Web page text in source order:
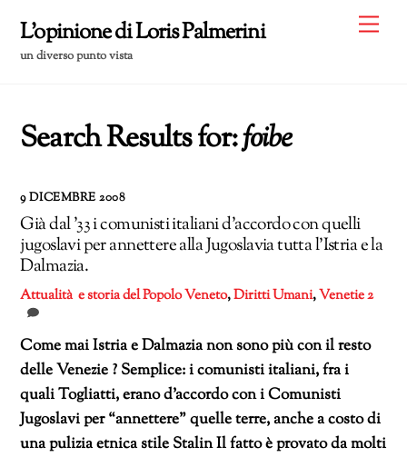
content
L'opinione di Loris Palmerini
un diverso punto vista
Search Results for:foibe
9 DICEMBRE 2008
Già dal ’33 i comunisti italiani d’accordo con quelli
jugoslavi per annettere alla Jugoslavia tutta l’Istria e la
Dalmazia.
Attualità e storia del Popolo Veneto,Diritti Umani,Venetie2
Come mai Istria e Dalmazia non sono più con il resto
delle Venezie ? Semplice: i comunisti italiani, fra i
quali Togliatti, erano d’accordo con i Comunisti
Jugoslavi per “annettere” quelle terre, anche a costo di
una pulizia etnica stile Stalin Il fatto è provato da molti